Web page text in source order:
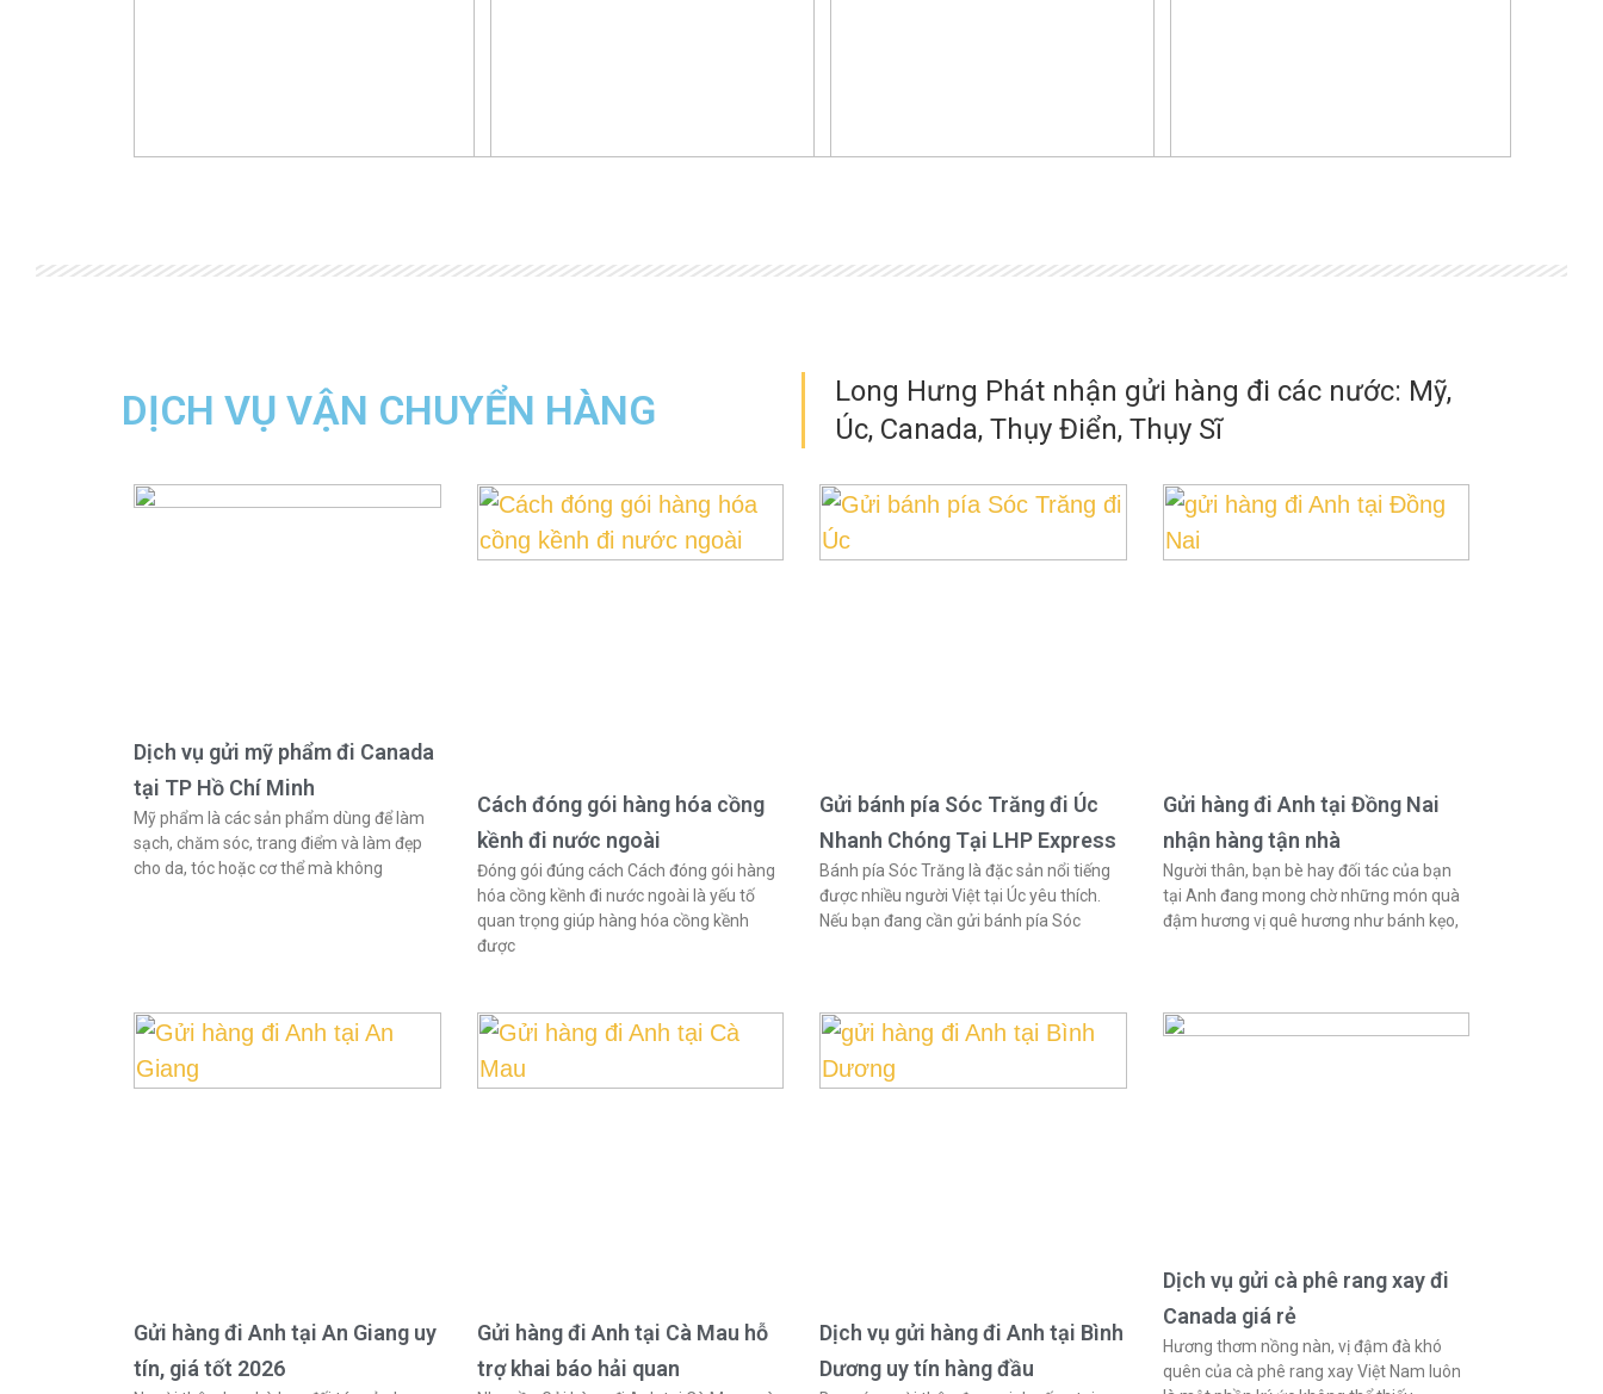
DỊCH VỤ VẬN CHUYỂN HÀNG
Long Hưng Phát nhận gửi hàng đi các nước: Mỹ,
Úc, Canada, Thụy Điển, Thụy Sĩ
Dịch vụ gửi mỹ phẩm đi Canada
tại TP Hồ Chí Minh
Mỹ phẩm là các sản phẩm dùng để làm
sạch, chăm sóc, trang điểm và làm đẹp
cho da, tóc hoặc cơ thể mà không
Cách đóng gói hàng hóa cồng
kềnh đi nước ngoài
Đóng gói đúng cách Cách đóng gói hàng
hóa cồng kềnh đi nước ngoài là yếu tố
quan trọng giúp hàng hóa cồng kềnh
được
Gửi bánh pía Sóc Trăng đi Úc
Nhanh Chóng Tại LHP Express
Bánh pía Sóc Trăng là đặc sản nổi tiếng
được nhiều người Việt tại Úc yêu thích.
Nếu bạn đang cần gửi bánh pía Sóc
Gửi hàng đi Anh tại Đồng Nai
nhận hàng tận nhà
Người thân, bạn bè hay đối tác của bạn
tại Anh đang mong chờ những món quà
đậm hương vị quê hương như bánh kẹo,
Gửi hàng đi Anh tại An Giang uy
tín, giá tốt 2026
Gửi hàng đi Anh tại Cà Mau hỗ
trợ khai báo hải quan
Dịch vụ gửi hàng đi Anh tại Bình
Dương uy tín hàng đầu
Dịch vụ gửi cà phê rang xay đi
Canada giá rẻ
Hương thơm nồng nàn, vị đậm đà khó
quên của cà phê rang xay Việt Nam luôn